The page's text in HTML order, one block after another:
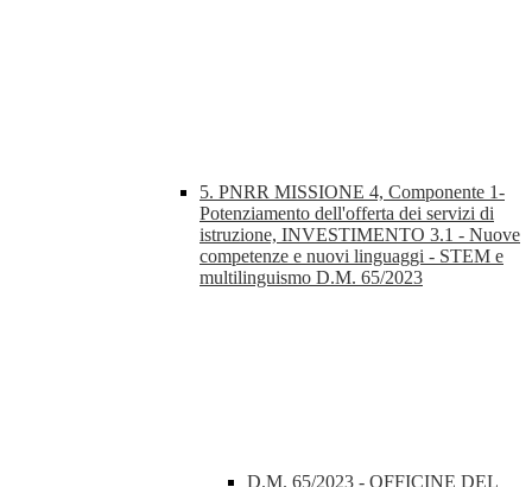
5. PNRR MISSIONE 4, Componente 1-
Potenziamento dell'offerta dei servizi di
istruzione, INVESTIMENTO 3.1 - Nuove
competenze e nuovi linguaggi - STEM e
multilinguismo D.M. 65/2023
D.M. 65/2023 - OFFICINE DEL